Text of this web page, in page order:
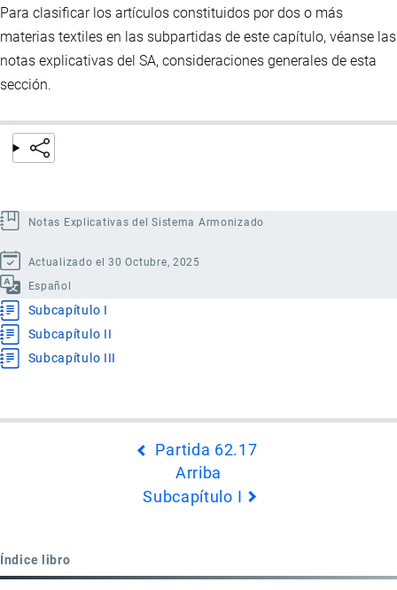
Para clasificar los artículos constituidos por dos o más
materias textiles en las subpartidas de este capítulo, véanse las
notas explicativas del SA, consideraciones generales de esta
sección.
Notas Explicativas del Sistema Armonizado
Actualizado el 30 Octubre, 2025
Español
Subcapítulo I
Subcapítulo II
Subcapítulo III
63
Partida 62.17
Arriba
Subcapítulo I
Índice libro